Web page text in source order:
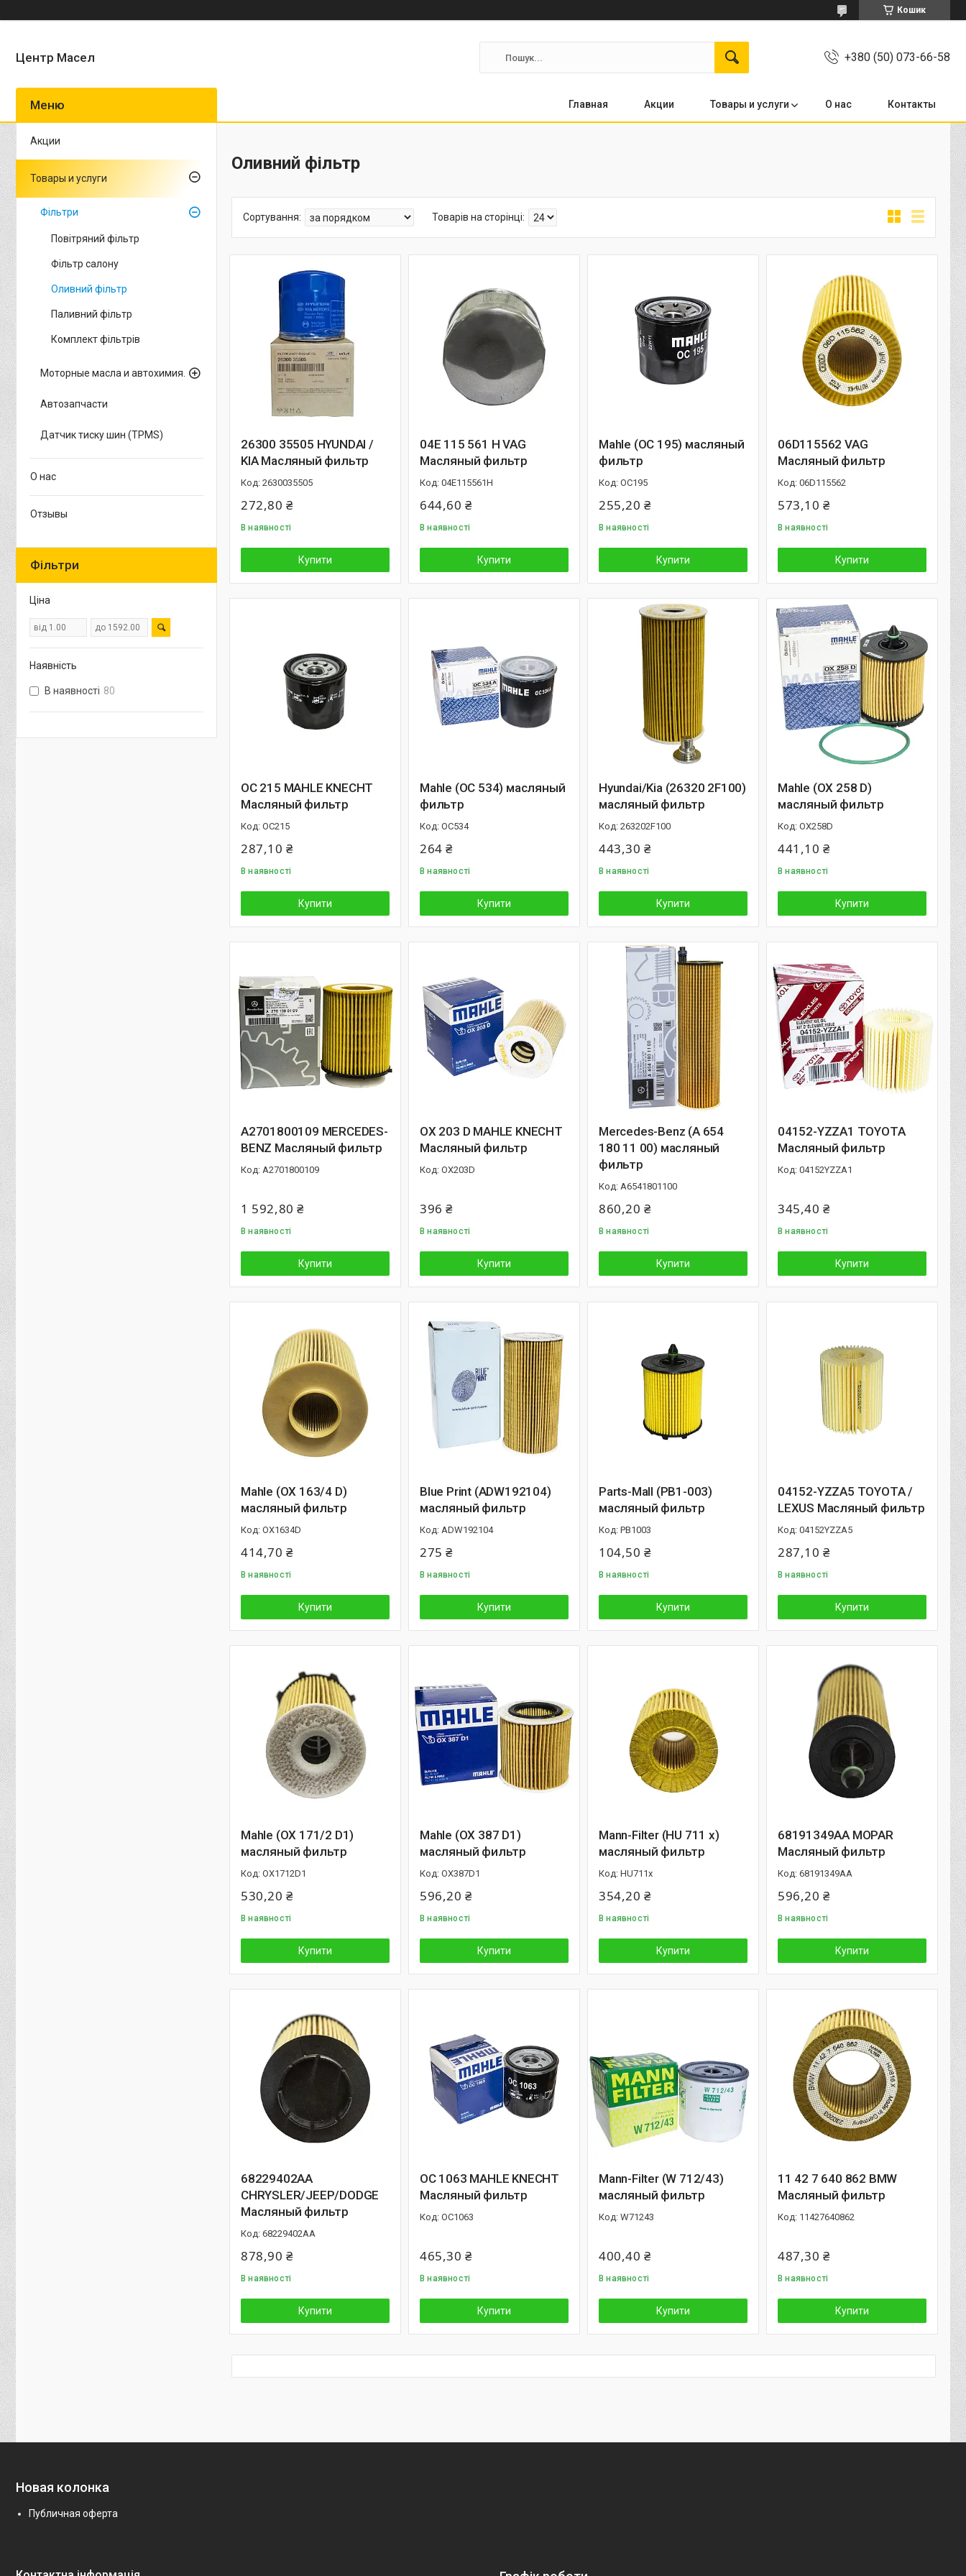
Кошик
Центр Масел +380 (50) 073-66-58
Главная Акции Товары и услуги О нас Контакты
Оливний фільтр
26300 35505 HYUNDAI /
KIA Масляный фильтр
2630035505
272,80 ₴
В наявності
Купити
04E 115 561 H VAG
Масляный фильтр
04E115561H
644,60 ₴
В наявності
Купити
Mahle (OC 195) масляный
фильтр
OC195
255,20 ₴
В наявності
Купити
06D115562 VAG
Масляный фильтр
06D115562
573,10 ₴
В наявності
Купити
OC 215 MAHLE KNECHT
Масляный фильтр
OC215
287,10 ₴
В наявності
Купити
Mahle (OC 534) масляный
фильтр
OC534
264 ₴
В наявності
Купити
Hyundai/Kia (26320 2F100)
масляный фильтр
263202F100
443,30 ₴
В наявності
Купити
Mahle (OX 258 D)
масляный фильтр
OX258D
441,10 ₴
В наявності
Купити
A2701800109 MERCEDES-
BENZ Масляный фильтр
A2701800109
1 592,80 ₴
В наявності
Купити
OX 203 D MAHLE KNECHT
Масляный фильтр
OX203D
396 ₴
В наявності
Купити
Mercedes-Benz (A 654
180 11 00) масляный
фильтр
A6541801100
860,20 ₴
В наявності
Купити
04152-YZZA1 TOYOTA
Масляный фильтр
04152YZZA1
345,40 ₴
В наявності
Купити
Mahle (OX 163/4 D)
масляный фильтр
OX1634D
414,70 ₴
В наявності
Купити
Blue Print (ADW192104)
масляный фильтр
ADW192104
275 ₴
В наявності
Купити
Parts-Mall (PB1-003)
масляный фильтр
PB1003
104,50 ₴
В наявності
Купити
04152-YZZA5 TOYOTA /
LEXUS Масляный фильтр
04152YZZA5
287,10 ₴
В наявності
Купити
Mahle (OX 171/2 D1)
масляный фильтр
OX1712D1
530,20 ₴
В наявності
Купити
Mahle (OX 387 D1)
масляный фильтр
OX387D1
596,20 ₴
В наявності
Купити
Mann-Filter (HU 711 x)
масляный фильтр
HU711x
354,20 ₴
В наявності
Купити
68191349AA MOPAR
Масляный фильтр
68191349AA
596,20 ₴
В наявності
Купити
68229402AA
CHRYSLER/JEEP/DODGE
Масляный фильтр
68229402AA
878,90 ₴
В наявності
Купити
OC 1063 MAHLE KNECHT
Масляный фильтр
OC1063
465,30 ₴
В наявності
Купити
Mann-Filter (W 712/43)
масляный фильтр
W71243
400,40 ₴
В наявності
Купити
11 42 7 640 862 BMW
Масляный фильтр
11427640862
487,30 ₴
В наявності
Купити
Акции
Товары и услуги
Фільтри
Повітряний фільтр
Фільтр салону
Оливний фільтр
Паливний фільтр
Комплект фільтрів
Моторные масла и автохимия.
Автозапчасти
Датчик тиску шин (TPMS)
О нас
Отзывы
Фільтри
Ціна
Наявність
В наявності 80
Новая колонка
Публичная оферта